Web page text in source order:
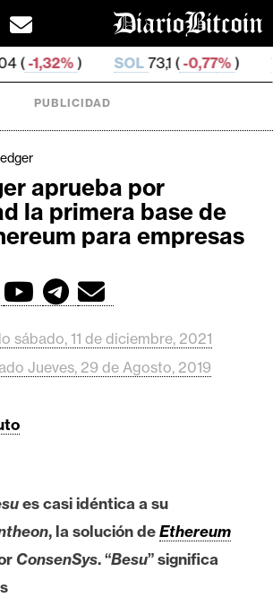
SOL73,1 ( -0,77%) TRX0,327
PUBLICIDAD
aprueba por
la primera base de
para empresas
sábado, 11 de diciembre, 2021
Jueves, 29 de Agosto, 2019
es casi idéntica a su
, la solución deEthereum
ConsenSys. “Besu” significa